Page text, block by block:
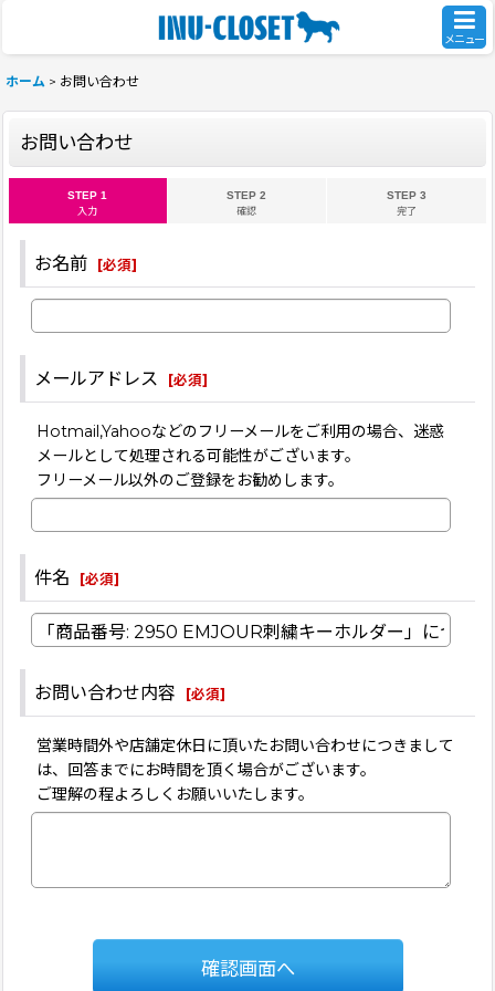
メニュー
ホーム > お問い合わせ
お問い合わせ
STEP 1
入力
STEP 2
確認
STEP 3
完了
お名前 [必須]
メールアドレス [必須]
Hotmail,Yahooなどのフリーメールをご利用の場合、迷惑
メールとして処理される可能性がございます。
フリーメール以外のご登録をお勧めします。
件名 [必須]
お問い合わせ内容 [必須]
営業時間外や店舗定休日に頂いたお問い合わせにつきまして
は、回答までにお時間を頂く場合がございます。
ご理解の程よろしくお願いいたします。
確認画面へ